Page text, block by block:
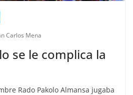
Carlos Mena
se le complica la
Rado Pakolo Almansa jugaba